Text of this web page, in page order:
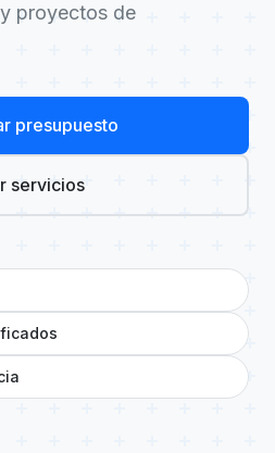
proyectos de
presupuesto
servicios